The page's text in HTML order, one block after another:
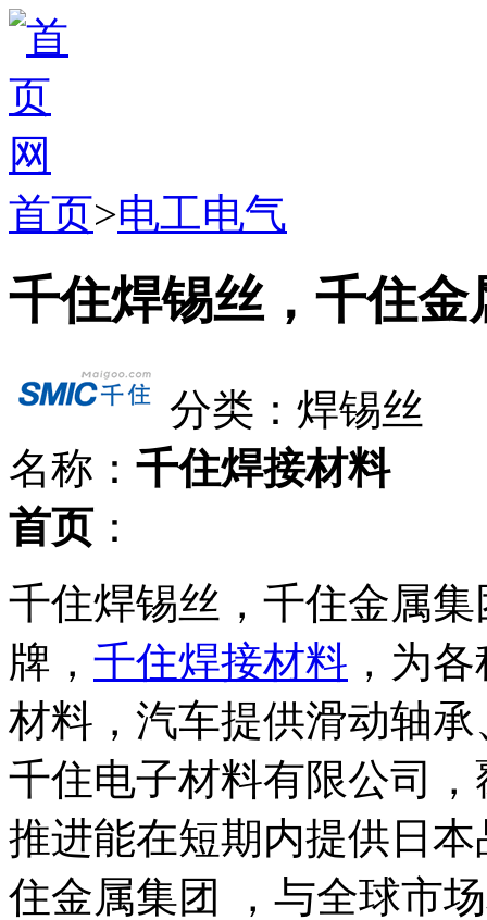
首页>电工电气
千住焊锡丝，千住金
分类：焊锡丝
名称： 千住焊接材料
首页 ：
千住焊锡丝，千住金属
牌， 千住焊接材料 ，为
材料，汽车提供滑动轴
千住电子材料有限公司
推进能在短期内提供日
住金属集团 ，与全球市